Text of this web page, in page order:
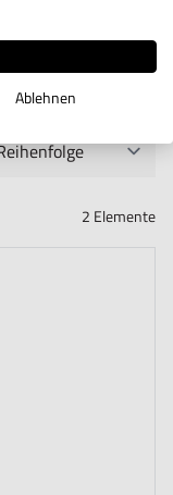
2 Elemente
nach
Ablehnen